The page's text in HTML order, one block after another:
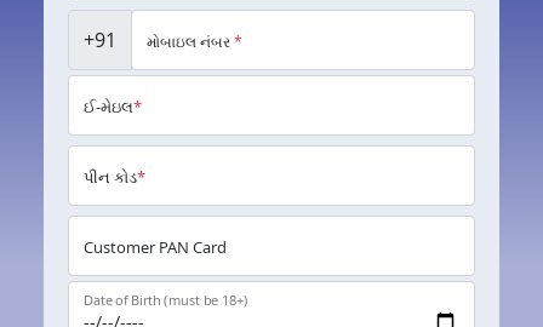
+91 મોબાઇલ નંબર*
ઈ-મેઇલ*
પીન કોડ*
Customer PAN Card
Date of Birth (must be 18+)